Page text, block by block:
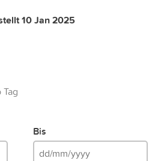
10 Jan 2025
Tag
Bis